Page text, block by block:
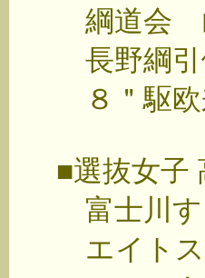
綱道会
長野綱
８＂駆
■選抜女
富士川
エイト